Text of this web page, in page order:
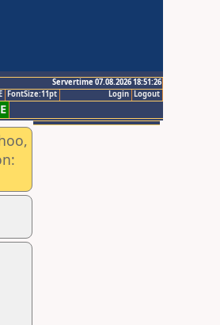
Servertime 07.08.2026 18:51:26
Logout
Login
FontSize:11pt